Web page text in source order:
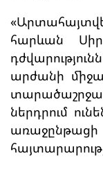
հարևան
արժանի
ներդրում